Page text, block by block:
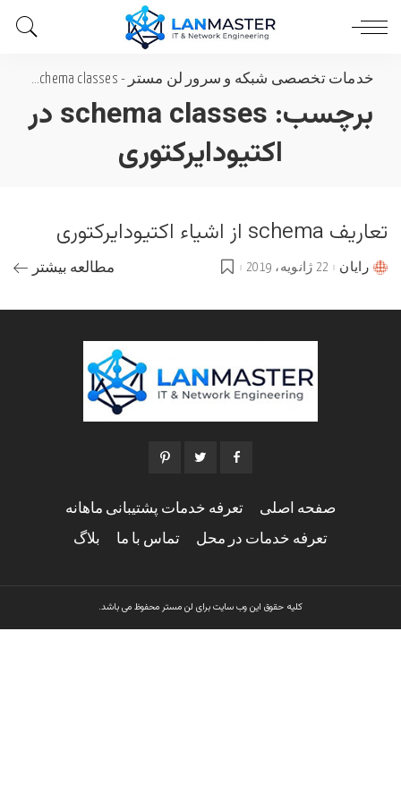
خدمات تخصصی شبکه و سرور لن مستر - schema classes در اکتیودایرکتوری
برچسب:
schema classes در
اکتیودایرکتوری
تعاریف schema از اشیاء اکتیودایرکتوری
Postedرایان 22 ژانویه، 2019 مطالعه بیشتر
صفحه اصلی تعرفه خدمات پشتیبانی ماهانه
تعرفه خدمات در محل تماس با ما بلاگ
کلیه حقوق این وب سایت برای لن مستر محفوظ می باشد.